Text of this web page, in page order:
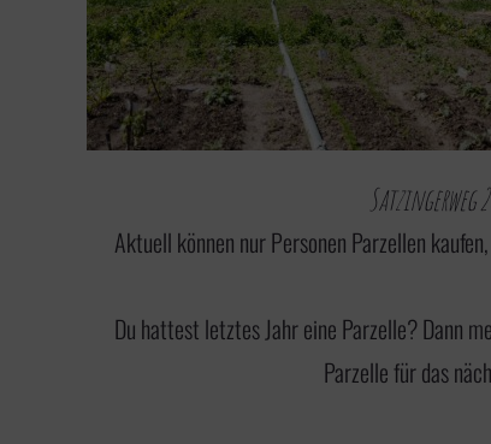
Satzingerweg
Aktuell können nur Personen Parzellen
Du hattest letztes Jahr eine Parzelle? Dann
Parzelle für das